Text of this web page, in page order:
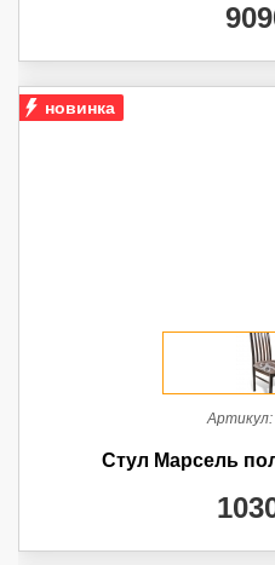
новинка
Артикул:
Стул Марсель